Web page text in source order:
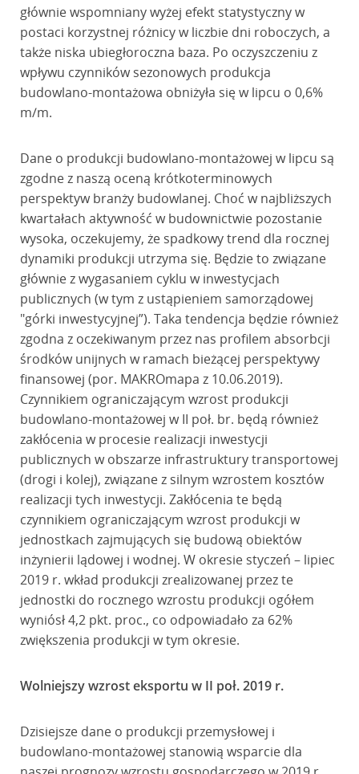
głównie wspomniany wyżej efekt statystyczny w
postaci korzystnej różnicy w liczbie dni roboczych, a
także niska ubiegłoroczna baza. Po oczyszczeniu z
wpływu czynników sezonowych produkcja
budowlano-montażowa obniżyła się w lipcu o 0,6%
m/m.
Dane o produkcji budowlano-montażowej w lipcu są
zgodne z naszą oceną krótkoterminowych
perspektyw branży budowlanej. Choć w najbliższych
kwartałach aktywność w budownictwie pozostanie
wysoka, oczekujemy, że spadkowy trend dla rocznej
dynamiki produkcji utrzyma się. Będzie to związane
głównie z wygasaniem cyklu w inwestycjach
publicznych (w tym z ustąpieniem samorządowej
"górki inwestycyjnej”). Taka tendencja będzie również
zgodna z oczekiwanym przez nas profilem absorbcji
środków unijnych w ramach bieżącej perspektywy
finansowej (por. MAKROmapa z 10.06.2019).
Czynnikiem ograniczającym wzrost produkcji
budowlano-montażowej w II poł. br. będą również
zakłócenia w procesie realizacji inwestycji
publicznych w obszarze infrastruktury transportowej
(drogi i kolej), związane z silnym wzrostem kosztów
realizacji tych inwestycji. Zakłócenia te będą
czynnikiem ograniczającym wzrost produkcji w
jednostkach zajmujących się budową obiektów
inżynierii lądowej i wodnej. W okresie styczeń – lipiec
2019 r. wkład produkcji zrealizowanej przez te
jednostki do rocznego wzrostu produkcji ogółem
wyniósł 4,2 pkt. proc., co odpowiadało za 62%
zwiększenia produkcji w tym okresie.
Wolniejszy wzrost eksportu w II poł. 2019 r.
Dzisiejsze dane o produkcji przemysłowej i
budowlano-montażowej stanowią wsparcie dla